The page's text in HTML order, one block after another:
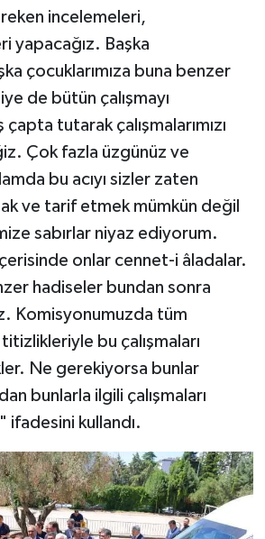
incelemeleri,
yapacağız. Başka
çocuklarımıza buna benzer
de bütün çalışmayı
tutarak çalışmalarımızı
Çok fazla üzgünüz ve
bu acıyı sizler zaten
ve tarif etmek mümkün değil
sabırlar niyaz ediyorum.
onlar cennet-i âladalar.
hadiseler bundan sonra
Komisyonumuzda tüm
bu çalışmaları
Ne gerekiyorsa bunlar
bunlarla ilgili çalışmaları
ifadesini kullandı.